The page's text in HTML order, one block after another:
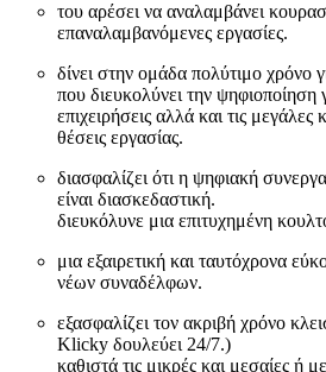
του αρέσει να αναλαμβάνει
επαναλαμβανόμενες εργασίες.
δίνει στην ομάδα πολύτιμο χρόνο
που διευκολύνει την ψηφιοποίηση
επιχειρήσεις αλλά και τις μεγάλες
θέσεις εργασίας.
διασφαλίζει ότι η ψηφιακή
είναι διασκεδαστική.
διευκόλυνε μια επιτυχημένη
μια εξαιρετική και ταυτόχρονα
νέων συναδέλφων.
εξασφαλίζει τον ακριβή χρόνο
Klicky δουλεύει 24/7.)
καθιστά τις μικρές και μεσαίες ή